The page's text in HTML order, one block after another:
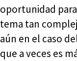
oportunidad
tema tan
aún en el caso
que a veces es